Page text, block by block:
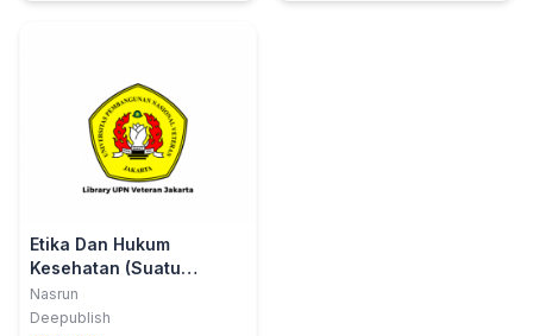
Etika Dan Hukum
Kesehatan (Suatu
Pendekatan Teori dalam
Berpraktik)
Nasrun
Deepublish